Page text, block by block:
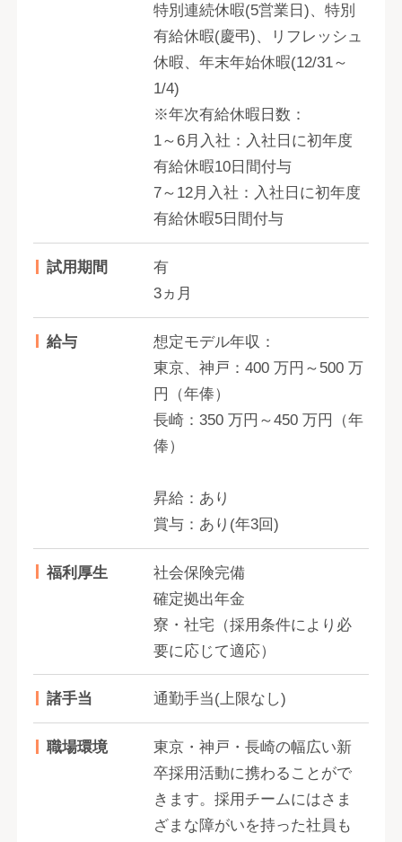
特別連続休暇(5営業日)、特別
有給休暇(慶弔)、リフレッシュ
休暇、年末年始休暇(12/31～
1/4)
※年次有給休暇日数：
1～6月入社：入社日に初年度
有給休暇10日間付与
7～12月入社：入社日に初年度
有給休暇5日間付与
試用期間
有
3ヵ月
給与
想定モデル年収：
東京、神戸：400 万円～500 万
円（年俸）
長崎：350 万円～450 万円（年
俸）
昇給：あり
賞与：あり(年3回)
福利厚生
社会保険完備
確定拠出年金
寮・社宅（採用条件により必
要に応じて適応）
諸手当 通勤手当(上限なし)
職場環境
東京・神戸・長崎の幅広い新
卒採用活動に携わることがで
きます。採用チームにはさま
ざまな障がいを持った社員も